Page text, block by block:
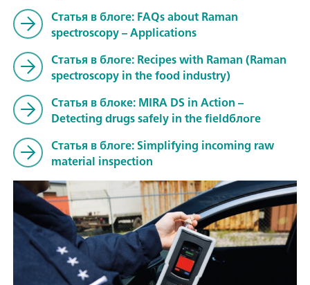
Статья в блоге: FAQs about Raman
spectroscopy – Applications
Статья в блоге: Recipes with Raman (Raman
spectroscopy in the food industry)
Статья в блоке: MIRA DS in Action –
Detecting drugs safely in the fieldблоге
Статья в блоге: Simplifying incoming raw
material inspection